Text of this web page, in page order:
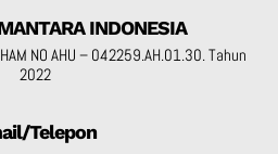
INDONESIA
NO AHU – 042259.AH.01.30. Tahun
2022
Telepon